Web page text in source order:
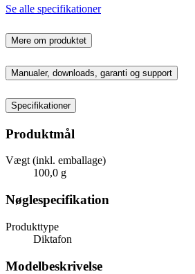
Se alle specifikationer
Mere om produktet
Manualer, downloads, garanti og support
Specifikationer
Produktmål
Vægt (inkl. emballage)
100,0 g
Nøglespecifikation
Produkttype
Diktafon
Modelbeskrivelse